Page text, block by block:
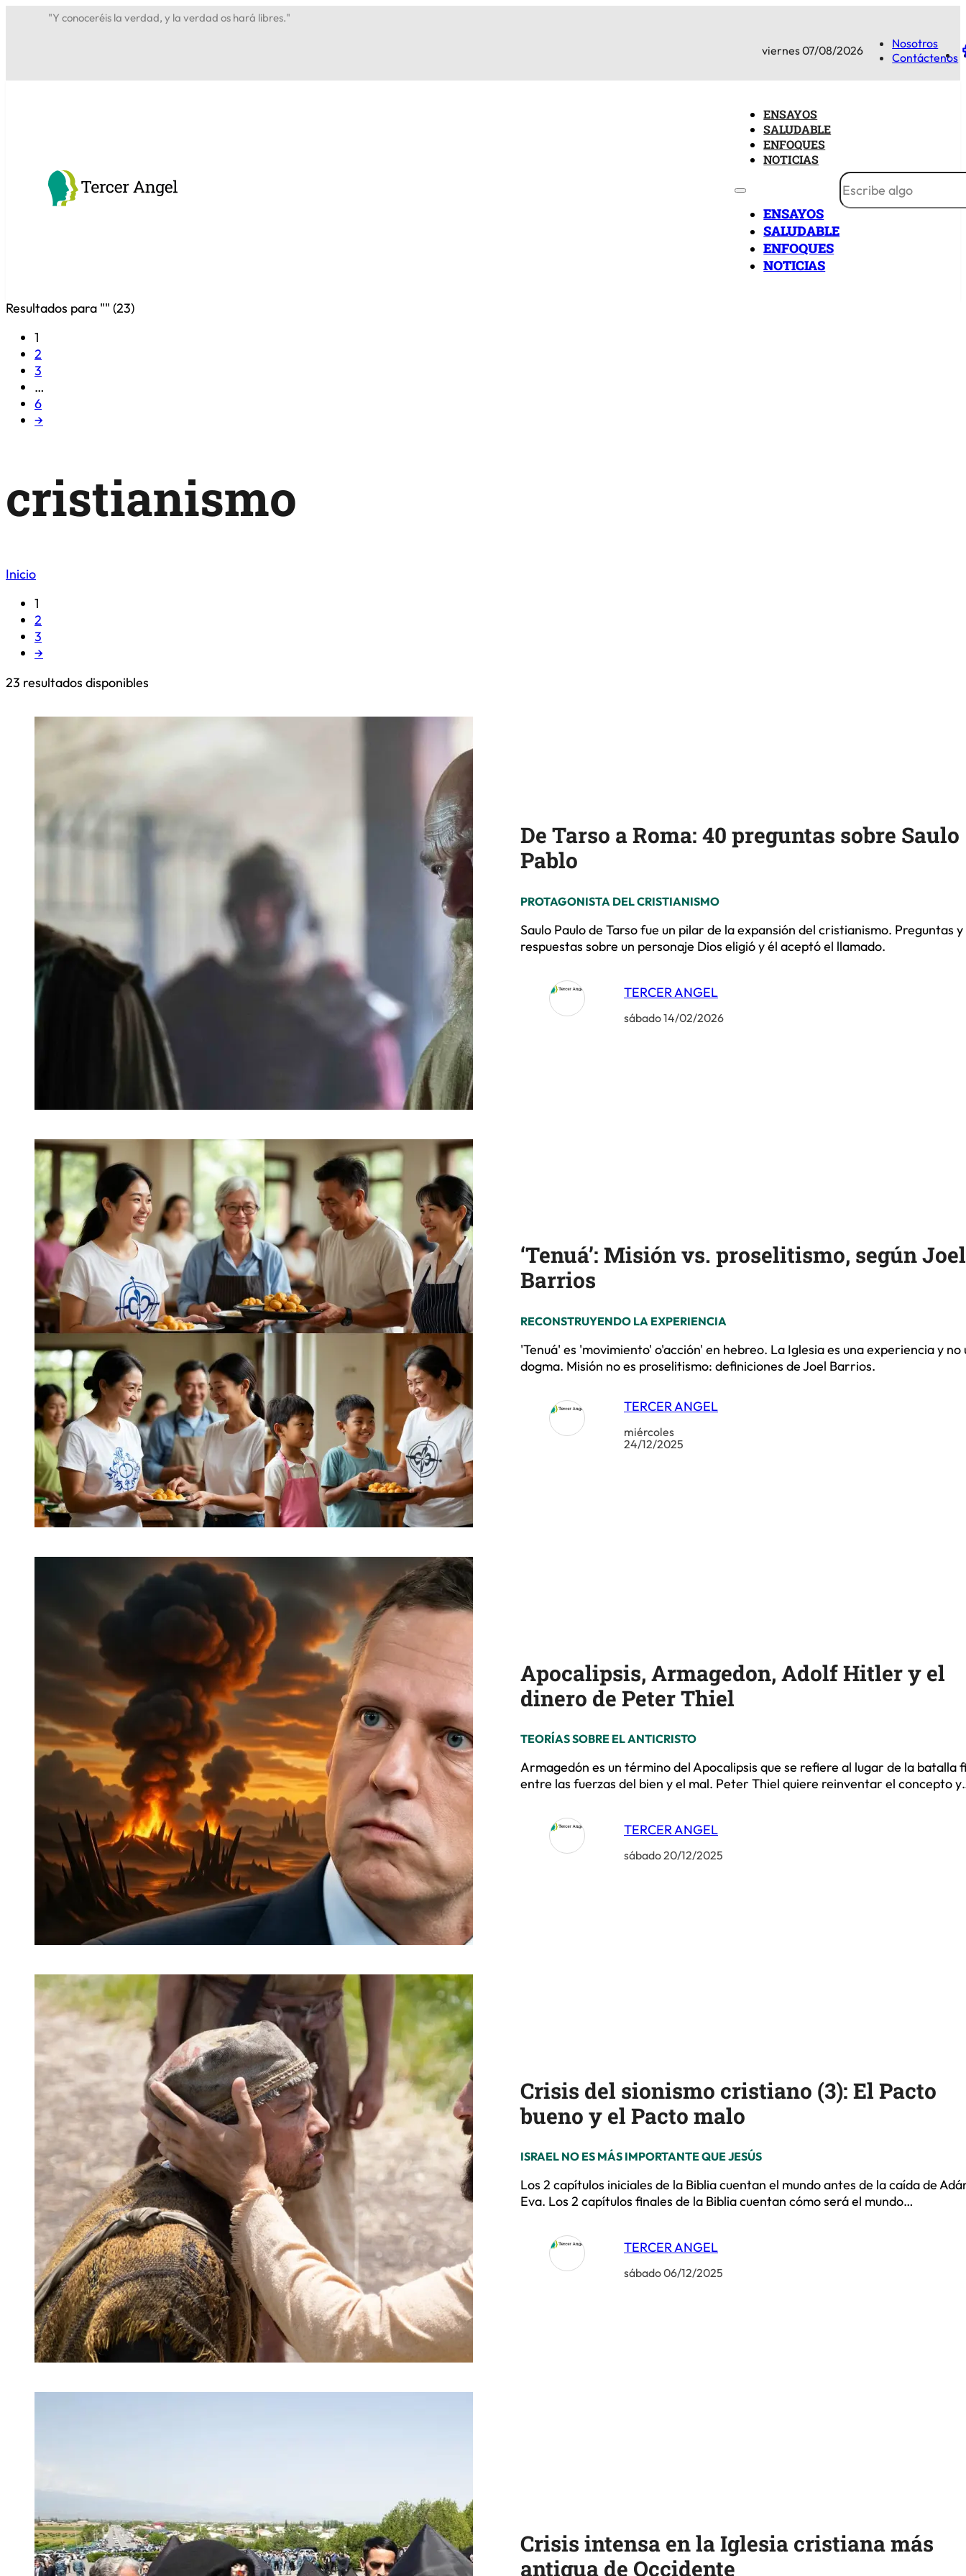
"Y conoceréis la verdad, y la verdad os hará libres."
viernes 07/08/2026
Nosotros
Contáctenos
ENSAYOS
SALUDABLE
ENFOQUES
NOTICIAS
ENSAYOS
SALUDABLE
ENFOQUES
NOTICIAS
Resultados para "" (23)
1
2
3
…
6
→
cristianismo
Inicio
1
2
3
→
23 resultados disponibles
De Tarso a Roma: 40 preguntas sobre Saulo
Pablo
PROTAGONISTA DEL CRISTIANISMO
Saulo Paulo de Tarso fue un pilar de la expansión del cristianismo. Preguntas y
respuestas sobre un personaje Dios eligió y él aceptó el llamado.
TERCER ANGEL
sábado 14/02/2026
‘Tenuá’: Misión vs. proselitismo, según Joel
Barrios
RECONSTRUYENDO LA EXPERIENCIA
'Tenuá' es 'movimiento' o'acción' en hebreo. La Iglesia es una experiencia y no
dogma. Misión no es proselitismo: definiciones de Joel Barrios.
TERCER ANGEL
miércoles
24/12/2025
Apocalipsis, Armagedon, Adolf Hitler y el
dinero de Peter Thiel
TEORÍAS SOBRE EL ANTICRISTO
Armagedón es un término del Apocalipsis que se refiere al lugar de la batalla
entre las fuerzas del bien y el mal. Peter Thiel quiere reinventar el concepto
TERCER ANGEL
sábado 20/12/2025
Crisis del sionismo cristiano (3): El Pacto
bueno y el Pacto malo
ISRAEL NO ES MÁS IMPORTANTE QUE JESÚS
Los 2 capítulos iniciales de la Biblia cuentan el mundo antes de la caída de
Eva. Los 2 capítulos finales de la Biblia cuentan cómo será el mundo…
TERCER ANGEL
sábado 06/12/2025
Crisis intensa en la Iglesia cristiana más
antigua de Occidente